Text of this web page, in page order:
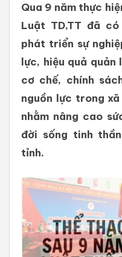
Qua 9 năm thực
Luật TD,TT đã
phát triển sự
lực, hiệu quả quản
cơ chế, chính
nguồn lực trong
nhằm nâng cao
đời sống tinh
tỉnh.